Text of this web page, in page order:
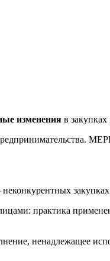
изменения в
практика
ненадлежащее